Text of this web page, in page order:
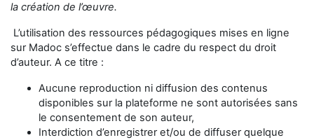
la création de l’œuvre.
L’utilisation des ressources pédagogiques mises en ligne
sur Madoc s’effectue dans le cadre du respect du droit
d’auteur. A ce titre :
Aucune reproduction ni diffusion des contenus
disponibles sur la plateforme ne sont autorisées sans
le consentement de son auteur,
Interdiction d’enregistrer et/ou de diffuser quelque